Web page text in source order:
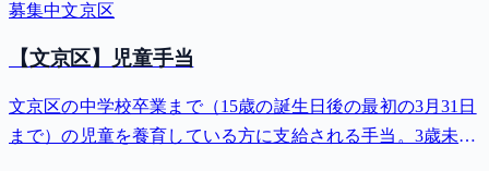
募集中文京区
【文京区】児童手当
文京区の中学校卒業まで（15歳の誕生日後の最初の3月31日
まで）の児童を養育している方に支給される手当。3歳未満